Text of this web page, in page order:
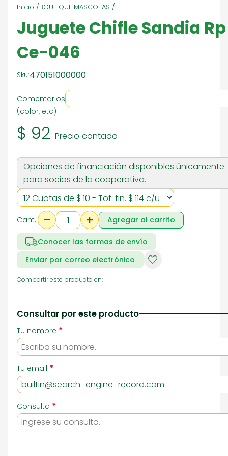
Inicio /BOUTIQUE MASCOTAS /
Juguete Chifle Sandia Rp
Ce-046
Sku:470151000000
Comentarios
(color, etc)
$ 92 Precio contado
Opciones de financiación disponibles únicamente
para socios de la cooperativa.
Cant.: Agregar al carrito
Conocer las formas de envío
Enviar por correo electrónico
Compartir este producto en:
Consultar por este producto
Tu nombre *
Tu email *
Consulta *